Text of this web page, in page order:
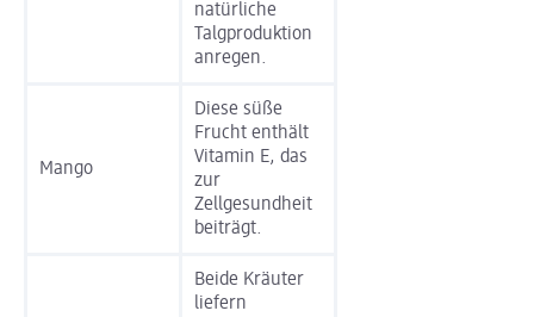
natürliche
Talgproduktion
anregen.
Mango
Diese süße
Frucht enthält
Vitamin E, das
zur
Zellgesundheit
beiträgt.
Beide Kräuter
liefern